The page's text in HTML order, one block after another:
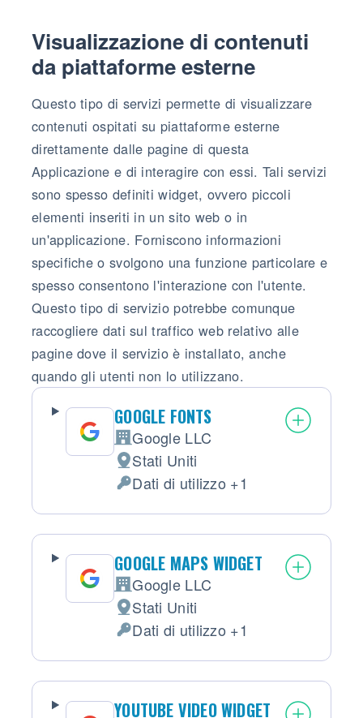
Visualizzazione di contenuti
da piattaforme esterne
Questo tipo di servizi permette di visualizzare
contenuti ospitati su piattaforme esterne
direttamente dalle pagine di questa
Applicazione e di interagire con essi. Tali servizi
sono spesso definiti widget, ovvero piccoli
elementi inseriti in un sito web o in
un'applicazione. Forniscono informazioni
specifiche o svolgono una funzione particolare e
spesso consentono l'interazione con l'utente.
Questo tipo di servizio potrebbe comunque
raccogliere dati sul traffico web relativo alle
pagine dove il servizio è installato, anche
quando gli utenti non lo utilizzano.
GOOGLE FONTS
Azienda:
Google LLC
Luogo del trattamento:
Stati Uniti
Dati Personali trattati:
Dati di utilizzo +1
GOOGLE MAPS WIDGET
Azienda:
Google LLC
Luogo del trattamento:
Stati Uniti
Dati Personali trattati:
Dati di utilizzo +1
YOUTUBE VIDEO WIDGET